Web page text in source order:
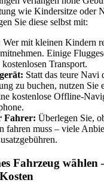
wie Kindersitze oder
Sie diese selbst mit:
Wer mit kleinen Kindern
Einige
Transport.
Statt das teure Navi
zu buchen, nutzen Sie
kostenlose Offline-
Fahrer: Überlegen Sie,
fahren muss – viele
Fahrzeug wählen